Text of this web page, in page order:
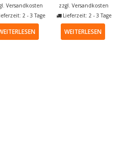
Versandkosten
2 - 3 Tage
zzgl.Versandkosten
Lieferzeit: 2 - 3 Tage
WEITERLESEN